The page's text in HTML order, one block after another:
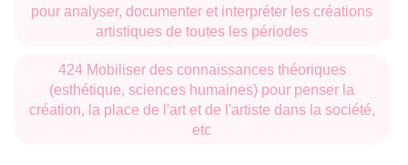
pour analyser, documenter et interpréter les créations
artistiques de toutes les périodes
424 Mobiliser des connaissances théoriques
(esthétique, sciences humaines) pour penser la
création, la place de l'art et de l'artiste dans la société,
etc